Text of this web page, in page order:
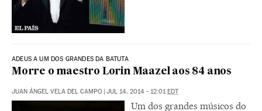
ADEUS A UM DOS GRANDES DA BATUTA
Morre o maestro Lorin Maazel aos 84 anos
JUAN ÁNGEL VELA DEL CAMPO | JUL 14, 2014 - 12:01EDT
Um dos grandes músicos do